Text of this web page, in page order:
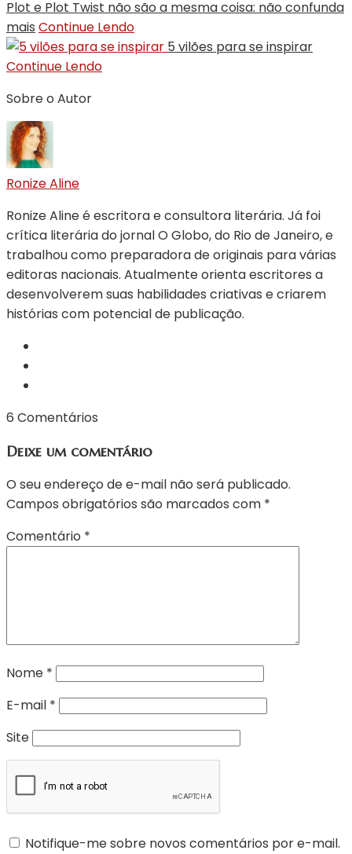
Plot e Plot Twist não são a mesma coisa: não confunda
mais Continue Lendo
5 vilões para se inspirar
Continue Lendo
Sobre o Autor
Ronize Aline
Ronize Aline é escritora e consultora literária. Já foi
crítica literária do jornal O Globo, do Rio de Janeiro, e
trabalhou como preparadora de originais para várias
editoras nacionais. Atualmente orienta escritores a
desenvolverem suas habilidades criativas e criarem
histórias com potencial de publicação.
6 Comentários
Deixe um comentário
O seu endereço de e-mail não será publicado.
Campos obrigatórios são marcados com *
Comentário *
Nome *
E-mail *
Site
Notifique-me sobre novos comentários por e-mail.